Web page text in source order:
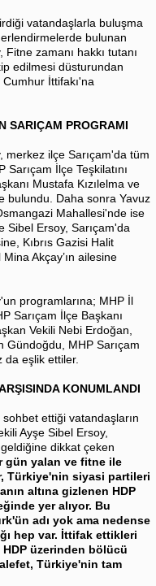
vatandaşlarla buluşma
bulunan
zamanı hakkı tutanı
edilmesi düsturundan
İttifakı'na
SARIÇAM PROGRAMI
merkez ilçe Sarıçam'da tüm
İlçe Teşkilatını
Mustafa Kızılelma ve
bulundu. Daha sonra Yavuz
Mahallesi'nde ise
Sibel Ersoy, Sarıçam'da
Kıbrıs Gazisi Halit
Akçay’ın ailesine
programlarına; MHP İl
Sarıçam İlçe Başkanı
Vekili Nebi Erdoğan,
Gündoğdu, MHP Sarıçam
da eşlik ettiler.
KONUMLANDI
ettiği vatandaşların
Ayşe Sibel Ersoy,
dikkat çeken
gün yalan ve fitne ile
Türkiye'nin siyasi partileri
altına gizlenen HDP
yer alıyor. Bu
adı yok ama nedense
hep var. İttifak ettikleri
üzerinden bölücü
Türkiye'nin tam